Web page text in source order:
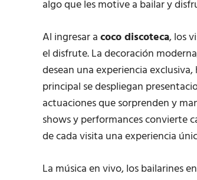
algo que les motive a bailar y
Al ingresar acoco discoteca, los
el disfrute. La decoración
desean una experiencia
principal se despliegan
actuaciones que sorprenden y
shows y performances convierte
de cada visita una experiencia
La música en vivo, los bailarines